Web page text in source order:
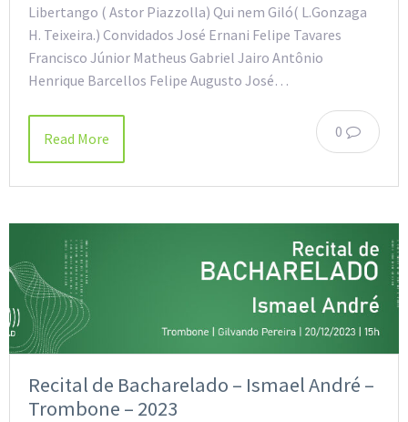
Libertango ( Astor Piazzolla) Qui nem Giló( L.Gonzaga
H. Teixeira.) Convidados José Ernani Felipe Tavares
Francisco Júnior Matheus Gabriel Jairo Antônio
Henrique Barcellos Felipe Augusto José…
0
Read More
Recital de Bacharelado – Ismael André –
Trombone – 2023